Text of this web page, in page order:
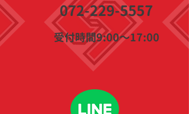
072-229-5557
​受付時間9:00〜17:00